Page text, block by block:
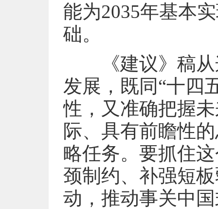
能为2035年基本
础。
《建议》稿从
发展，既同“十四
性，又准确把握
际、具有前瞻性
略任务。要抓住
颈制约、补强短
动，推动事关中